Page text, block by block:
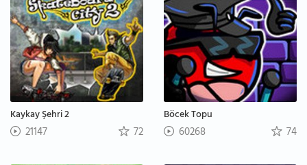
Kaykay Şehri 2
21147 72
Böcek Topu
60268 74